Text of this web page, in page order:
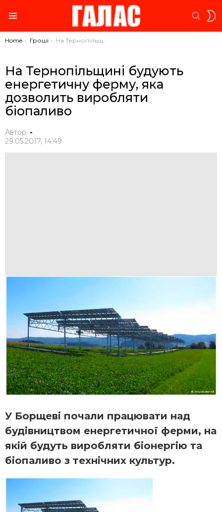
You are here:
Home Гроші На Тернопільщині будують енергетичну ферму, яка дозволить виробляти біопаливо
На Тернопільщині будують
енергетичну ферму, яка
дозволить виробляти
біопаливо
Автор: -
29.05.2017, 14:49
У Борщеві почали працювати над
будівництвом енергетичної ферми, на
якій будуть виробляти біонергію та
біопаливо з технічних культур.